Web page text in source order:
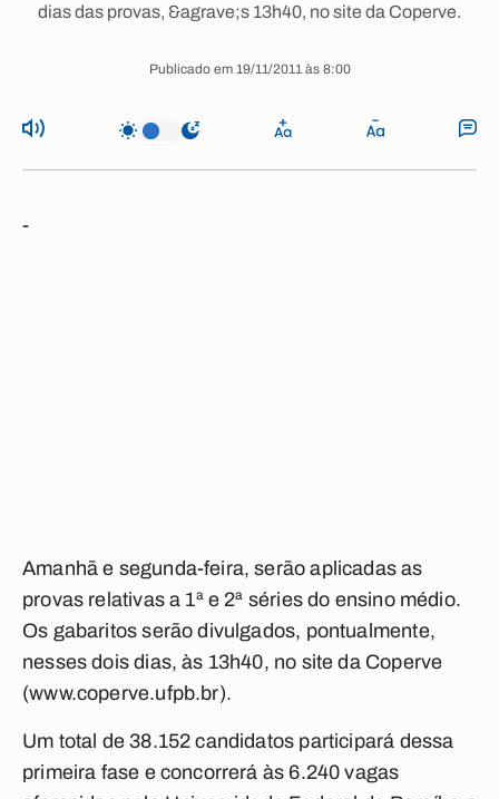
dias das provas, &agrave;s 13h40, no site da Coperve.
Publicado em 19/11/2011 às 8:00
-
Amanhã e segunda-feira, serão aplicadas as
provas relativas a 1ª e 2ª séries do ensino médio.
Os gabaritos serão divulgados, pontualmente,
nesses dois dias, às 13h40, no site da Coperve
(www.coperve.ufpb.br).
Um total de 38.152 candidatos participará dessa
primeira fase e concorrerá às 6.240 vagas